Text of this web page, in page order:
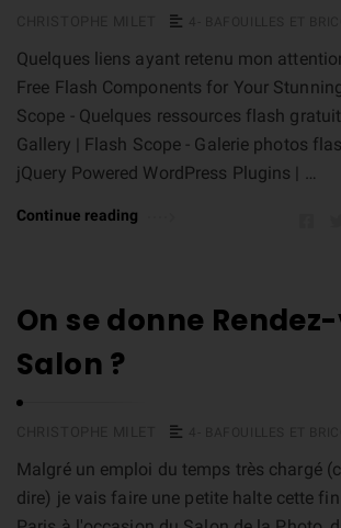
Quelques liens ayant retenu mon
Free Flash Components for Your
Scope - Quelques ressources flash
Gallery | Flash Scope - Galerie photos
jQuery Powered WordPress Plugins | …
Continue reading
On se donne
Salon ?
Malgré un emploi du temps très chargé
dire) je vais faire une petite halte cette